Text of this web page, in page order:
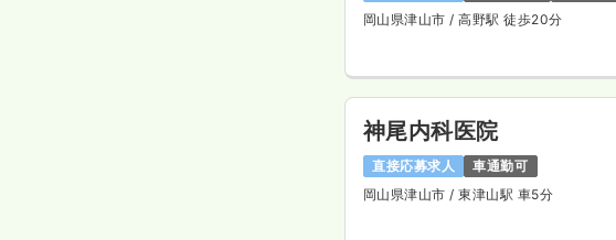
岡山県津山市/ 高野駅 徒歩20分
神尾内科医院
直接応募求人
車通勤可
岡山県津山市/ 東津山駅 車5分